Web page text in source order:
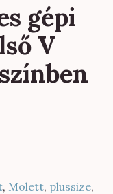
gépi
V
, Molett, plussize,